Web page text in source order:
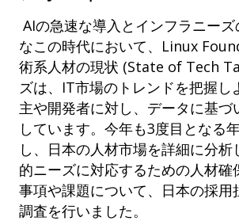
AIの急速な導入とインフラニー
なこの時代において、Linux
術系人材の現状 (State of Tech
ズは、IT市場のトレンドを把握し
主や開発者に対し、データに基づ
しています。今年も3度目となる
し、日本の人材市場を詳細に分
的ニーズに対応するための人材確
事項や課題について、日本の採用
調査を行いました。